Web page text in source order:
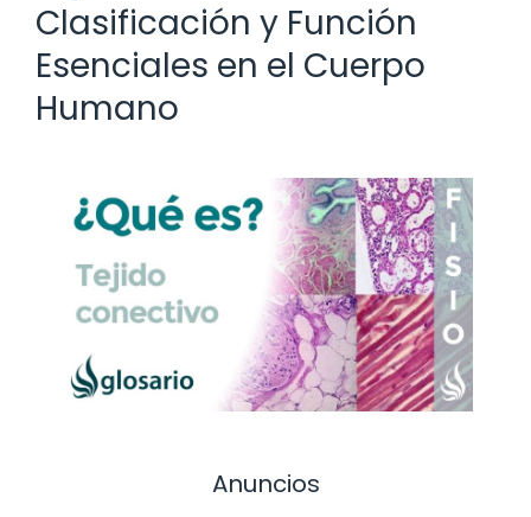
Clasificación y Función
Esenciales en el Cuerpo
Humano
Anuncios